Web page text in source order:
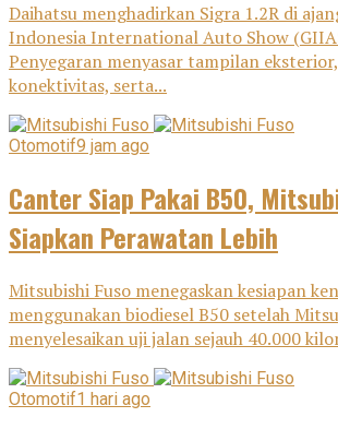
Daihatsu menghadirkan Sigra 1.2R di
Indonesia International Auto Show
Penyegaran menyasar tampilan
konektivitas, serta...
Otomotif9 jam ago
Canter Siap Pakai B50,
Siapkan Perawatan Lebih
Mitsubishi Fuso menegaskan kesiapan
menggunakan biodiesel B50 setelah
menyelesaikan uji jalan sejauh 40.000
Otomotif1 hari ago